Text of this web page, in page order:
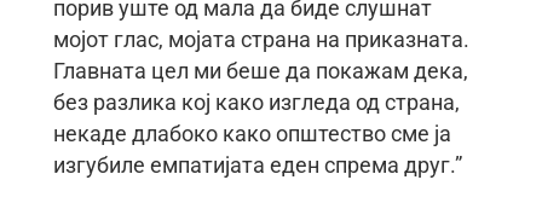
порив уште од мала да биде слушнат
мојот глас, мојата страна на приказната.
Главната цел ми беше да покажам дека,
без разлика кој како изгледа од страна,
некаде длабоко како општество сме ја
изгубиле емпатијата еден спрема друг.”